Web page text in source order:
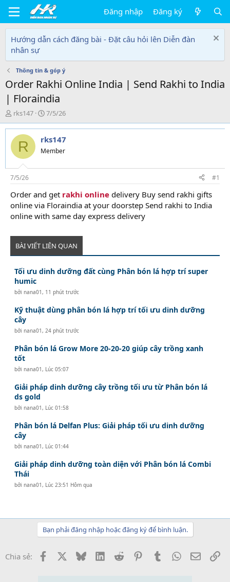
Đăng nhập Đăng ký
Hướng dẫn cách đăng bài - Đặt câu hỏi lên Diễn đàn
nhân sự
Thông tin & góp ý
Order Rakhi Online India | Send Rakhi to India
| Floraindia
T
h
r
e
d
s
t
a
r
t
e
rks147
N
g
à
y
g
i
7/5/26
R rks147
Member
7/5/26 #1
Order and get rakhi online delivery Buy send rakhi gifts
online via Floraindia at your doorstep Send rakhi to India
online with same day express delivery
BÀI VIẾT LIÊN QUAN
Tối ưu dinh dưỡng đất cùng Phân bón lá hợp trí super
humic
bởinana01 , 11 phút trước
Kỹ thuật dùng phân bón lá hợp trí tối ưu dinh dưỡng
cây
bởinana01 , 24 phút trước
Phân bón lá Grow More 20-20-20 giúp cây trồng xanh
tốt
bởinana01 , Lúc 05:07
Giải pháp dinh dưỡng cây trồng tối ưu từ Phân bón lá
ds gold
bởinana01 , Lúc 01:58
Phân bón lá Delfan Plus: Giải pháp tối ưu dinh dưỡng
cây
bởinana01 , Lúc 01:44
Giải pháp dinh dưỡng toàn diện với Phân bón lá Combi
Thái
bởinana01 , Lúc 23:51 Hôm qua
Bạn phải đăng nhập hoặc đăng ký để bình luận.
Chia sẻ: Facebook BlueskyLinkedInReddit PinterestTumblrWhatsApp
Email